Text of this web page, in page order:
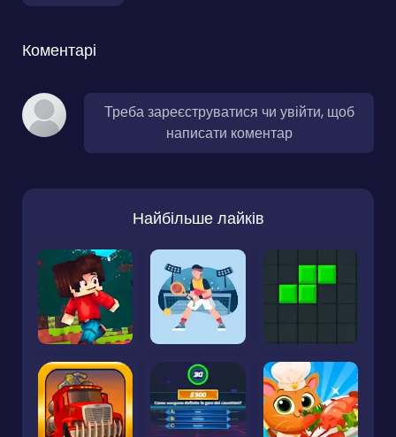
Коментарі
Треба зареєструватися чи увійти, щоб
написати коментар
Найбільше лайків